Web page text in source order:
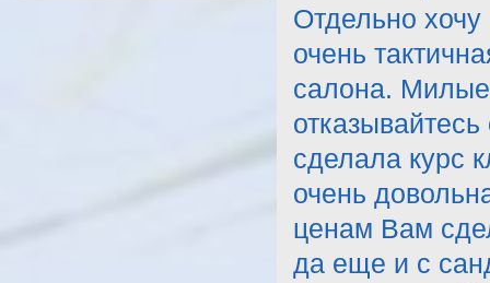
Отдельно
очень
салона.
сделала курс
очень
ценам Вам
да еще и с